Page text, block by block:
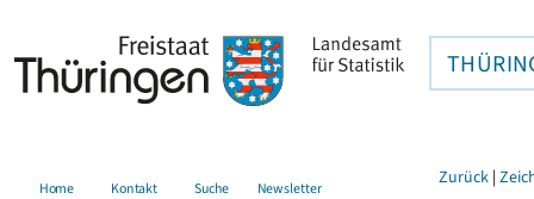
Home Kontakt Suche Newsletter Zurück |